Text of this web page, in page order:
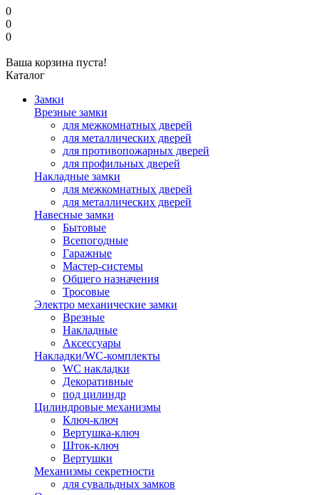
0
0
0
Ваша корзина пуста!
Каталог
Замки
Врезные замки
для межкомнатных дверей
для металлических дверей
для противопожарных дверей
для профильных дверей
Накладные замки
для межкомнатных дверей
для металлических дверей
Навесные замки
Бытовые
Всепогодные
Гаражные
Мастер-системы
Общего назначения
Тросовые
Электро механические замки
Врезные
Накладные
Аксессуары
Накладки/WC-комплекты
WC накладки
Декоративные
под цилиндр
Цилиндровые механизмы
Ключ-ключ
Вертушка-ключ
Шток-ключ
Вертушки
Механизмы секретности
для сувальдных замков